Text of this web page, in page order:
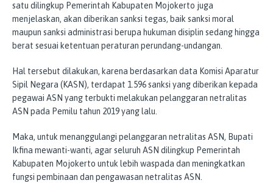
satu dilingkup Pemerintah Kabupaten Mojokerto juga
menjelaskan, akan diberikan sanksi tegas, baik sanksi moral
maupun sanksi administrasi berupa hukuman disiplin sedang hingga
berat sesuai ketentuan peraturan perundang-undangan.
Hal tersebut dilakukan, karena berdasarkan data Komisi Aparatur
Sipil Negara (KASN), terdapat 1.596 sanksi yang diberikan kepada
pegawai ASN yang terbukti melakukan pelanggaran netralitas
ASN pada Pemilu tahun 2019 yang lalu.
Maka, untuk menanggulangi pelanggaran netralitas ASN, Bupati
Ikfina mewanti-wanti, agar seluruh ASN dilingkup Pemerintah
Kabupaten Mojokerto untuk lebih waspada dan meningkatkan
fungsi pembinaan dan pengawasan netralitas ASN.